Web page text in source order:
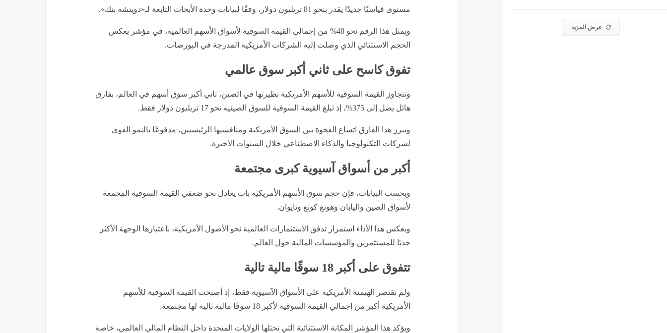
عرض المزيد
مستوى قياسيًا جديدًا يقدر بنحو 81 تريليون دولار، وفقًا لبيانات وحدة الأبحاث التابعة لـ«دويتشه بنك».
ويمثل هذا الرقم نحو 48% من إجمالي القيمة السوقية لأسواق الأسهم العالمية، في مؤشر يعكس
الحجم الاستثنائي الذي وصلت إليه الشركات الأمريكية المدرجة في البورصات.
تفوق كاسح على ثاني أكبر سوق عالمي
وتتجاوز القيمة السوقية للأسهم الأمريكية نظيرتها في الصين، ثاني أكبر سوق أسهم في العالم، بفارق
هائل يصل إلى 375%، إذ تبلغ القيمة السوقية للسوق الصينية نحو 17 تريليون دولار فقط.
ويبرز هذا الفارق اتساع الفجوة بين السوق الأمريكية ومنافسيها الرئيسيين، مدفوعًا بالنمو القوي
لشركات التكنولوجيا والذكاء الاصطناعي خلال السنوات الأخيرة.
أكبر من أسواق آسيوية كبرى مجتمعة
وبحسب البيانات، فإن حجم سوق الأسهم الأمريكية بات يعادل نحو ضعفي القيمة السوقية المجمعة
لأسواق الصين واليابان وهونغ كونغ وتايوان.
ويعكس هذا الأداء استمرار تدفق الاستثمارات العالمية نحو الأصول الأمريكية، باعتبارها الوجهة الأكثر
جذبًا للمستثمرين والمؤسسات المالية حول العالم.
تتفوق على أكبر 18 سوقًا مالية تالية
ولم تقتصر الهيمنة الأمريكية على الأسواق الآسيوية فقط، إذ أصبحت القيمة السوقية للأسهم
الأمريكية أكبر من إجمالي القيمة السوقية لأكبر 18 سوقًا مالية تالية لها مجتمعة.
ويؤكد هذا المؤشر المكانة الاستثنائية التي تحتلها الولايات المتحدة داخل النظام المالي العالمي، خاصة